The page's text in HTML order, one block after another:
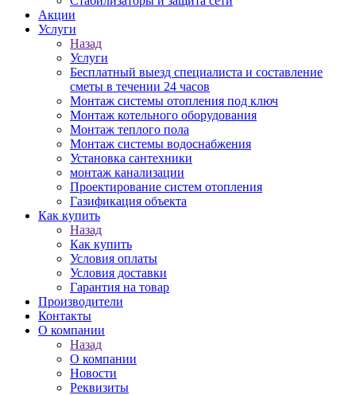
Акции
Услуги
Назад
Услуги
Бесплатный выезд специалиста и составление
сметы в течении 24 часов
Монтаж системы отопления под ключ
Монтаж котельного оборудования
Монтаж теплого пола
Монтаж системы водоснабжения
Установка сантехники
монтаж канализации
Проектирование систем отопления
Газификация объекта
Как купить
Назад
Как купить
Условия оплаты
Условия доставки
Гарантия на товар
Производители
Контакты
О компании
Назад
О компании
Новости
Реквизиты